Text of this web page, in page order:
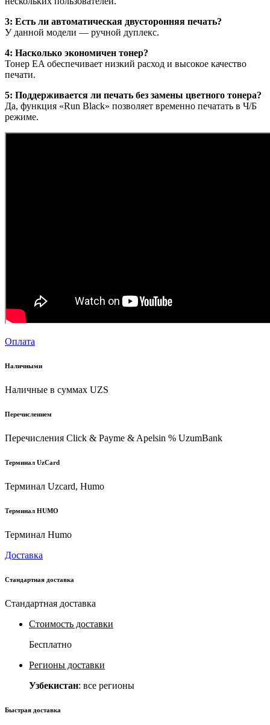
3: Есть ли автоматическая двусторонняя печать?
У данной модели — ручной дуплекс.
4: Насколько экономичен тонер?
Тонер EA обеспечивает низкий расход и высокое качество
печати.
5: Поддерживается ли печать без замены цветного тонера?
Да, функция «Run Black» позволяет временно печатать в Ч/Б
режиме.
Оплата
Наличными
Наличные в суммах UZS
Перечислением
Перечисления Click & Payme & Apelsin % UzumBank
Терминал UzCard
Терминал Uzcard, Humo
Терминал HUMO
Терминал Humo
Доставка
Стандартная доставка
Стандартная доставка
Стоимость доставки
Бесплатно
Регионы доставки
Узбекистан: все регионы
Быстрая доставка